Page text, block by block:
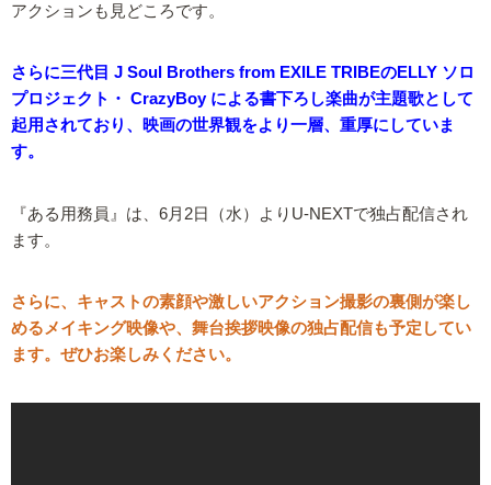
アクションも見どころです。
さらに三代目 J Soul Brothers from EXILE TRIBEのELLY ソロ
プロジェクト・ CrazyBoy による書下ろし楽曲が主題歌として
起用されており、映画の世界観をより一層、重厚にしていま
す。
『ある用務員』は、6月2日（水）よりU-NEXTで独占配信され
ます。
さらに、キャストの素顔や激しいアクション撮影の裏側が楽し
めるメイキング映像や、舞台挨拶映像の独占配信も予定してい
ます。ぜひお楽しみください。